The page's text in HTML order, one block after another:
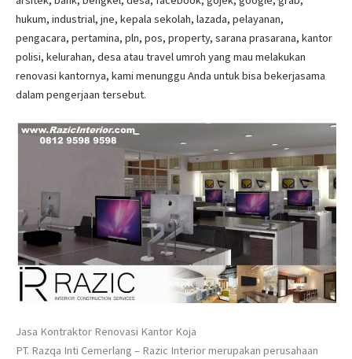
hukum, industrial, jne, kepala sekolah, lazada, pelayanan,
pengacara, pertamina, pln, pos, property, sarana prasarana, kantor
polisi, kelurahan, desa atau travel umroh yang mau melakukan
renovasi kantornya, kami menunggu Anda untuk bisa bekerjasama
dalam pengerjaan tersebut.
Jasa Kontraktor Renovasi Kantor Koja
PT. Razqa Inti Cemerlang – Razic Interior merupakan perusahaan